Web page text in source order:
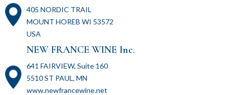
405 NORDIC TRAIL
MOUNT HOREB WI 53572
USA
NEW FRANCE WINE Inc.
641 FAIRVIEW, Suite 160
5510 ST PAUL, MN
www.newfrancewine.net